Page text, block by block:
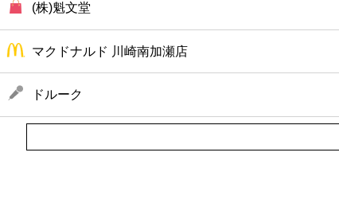
(株)魁文堂
マクドナルド 川崎南加瀬店
ドルーク